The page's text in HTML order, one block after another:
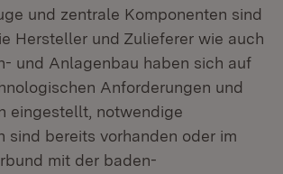
und zentrale Komponenten sind
Hersteller und Zulieferer wie auch
und Anlagenbau haben sich auf
Anforderungen und
eingestellt, notwendige
sind bereits vorhanden oder im
mit der baden-